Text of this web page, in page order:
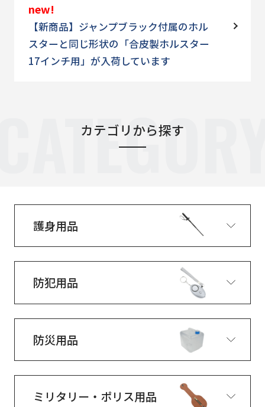
new!
【新商品】ジャンプブラック付属のホル
スターと同じ形状の「合皮製ホルスター
17インチ用」が入荷しています
カテゴリから探す
護身用品
防犯用品
防災用品
ミリタリー・ポリス用品